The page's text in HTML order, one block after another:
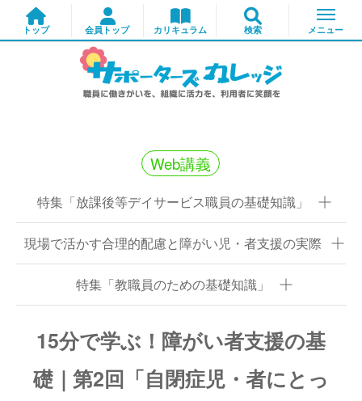
Web講義
特集「放課後等デイサービス職員の基礎知識」
現場で活かす合理的配慮と障がい児・者支援の実際
特集「教職員のための基礎知識」
15分で学ぶ！障がい者支援の基
礎｜第2回「自閉症児・者にとっ